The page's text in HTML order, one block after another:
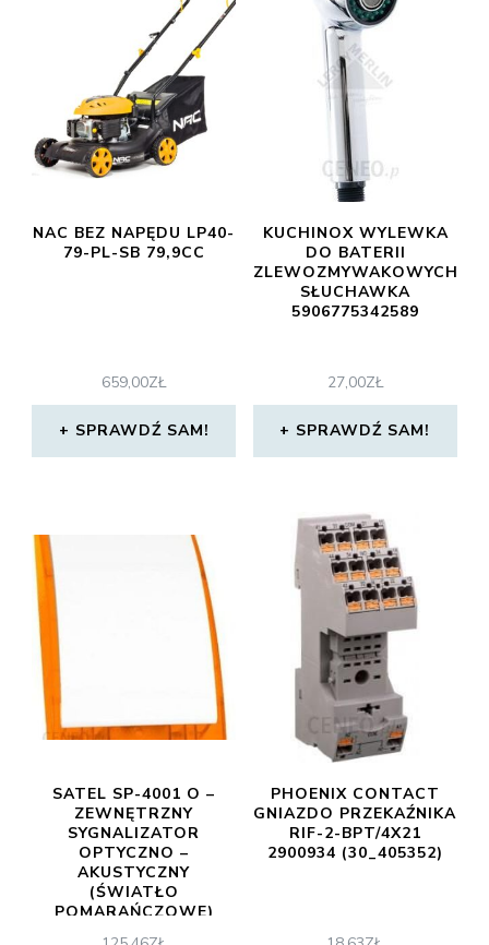
NAC BEZ NAPĘDU LP40-
79-PL-SB 79,9CC
659,00ZŁ
SPRAWDŹ SAM!
KUCHINOX WYLEWKA
DO BATERII
ZLEWOZMYWAKOWYCH
SŁUCHAWKA
5906775342589
27,00ZŁ
SPRAWDŹ SAM!
SATEL SP-4001 O –
ZEWNĘTRZNY
SYGNALIZATOR
OPTYCZNO –
AKUSTYCZNY
(ŚWIATŁO
POMARAŃCZOWE)
PHOENIX CONTACT
GNIAZDO PRZEKAŹNIKA
RIF-2-BPT/4X21
2900934 (30_405352)